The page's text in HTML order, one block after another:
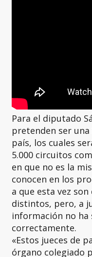
Para el diputado
pretenden ser
país, los cuales
5.000 circuitos
en que no es la
conocen en los
a que esta vez
distintos, pero, a
información no
correctamente.
«Estos jueces de
órgano colegiado